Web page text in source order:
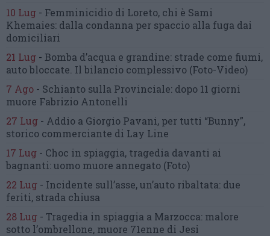
10 Lug - Femminicidio di Loreto, chi è Sami
Khemaies: dalla condanna per spaccio alla fuga dai
domiciliari
21 Lug - Bomba d’acqua e grandine: strade come fiumi,
auto bloccate. Il bilancio complessivo (Foto-Video)
7 Ago - Schianto sulla Provinciale: dopo 11 giorni
muore Fabrizio Antonelli
27 Lug - Addio a Giorgio Pavani, per tutti “Bunny”,
storico commerciante di Lay Line
17 Lug - Choc in spiaggia, tragedia davanti ai
bagnanti:uomo muore annegato (Foto)
22 Lug - Incidente sull’asse, un’auto ribaltata: due
feriti, strada chiusa
28 Lug - Tragedia in spiaggia a Marzocca: malore
sotto l’ombrellone, muore 71enne di Jesi